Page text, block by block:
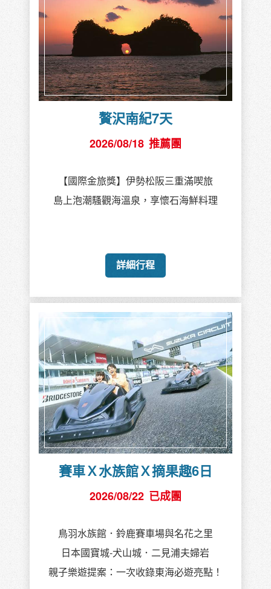
贅沢南紀7天
2026/08/18 推薦團
【國際金旅獎】伊勢松阪三重滿喫旅
島上泡潮騷觀海溫泉，享懷石海鮮料理
詳細行程
賽車Ｘ水族館Ｘ摘果趣6日
2026/08/22 已成團
鳥羽水族館．鈴鹿賽車場與名花之里
日本國寶城-犬山城．二見浦夫婦岩
親子樂遊提案：一次收錄東海必遊亮點！